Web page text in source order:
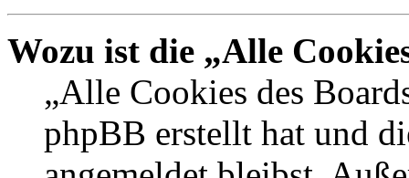
Wozu ist die „Alle
„Alle Cookies des
phpBB erstellt hat und